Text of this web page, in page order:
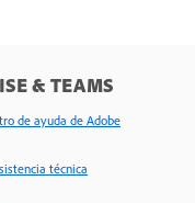
& TEAMS
de ayuda de Adobe
técnica